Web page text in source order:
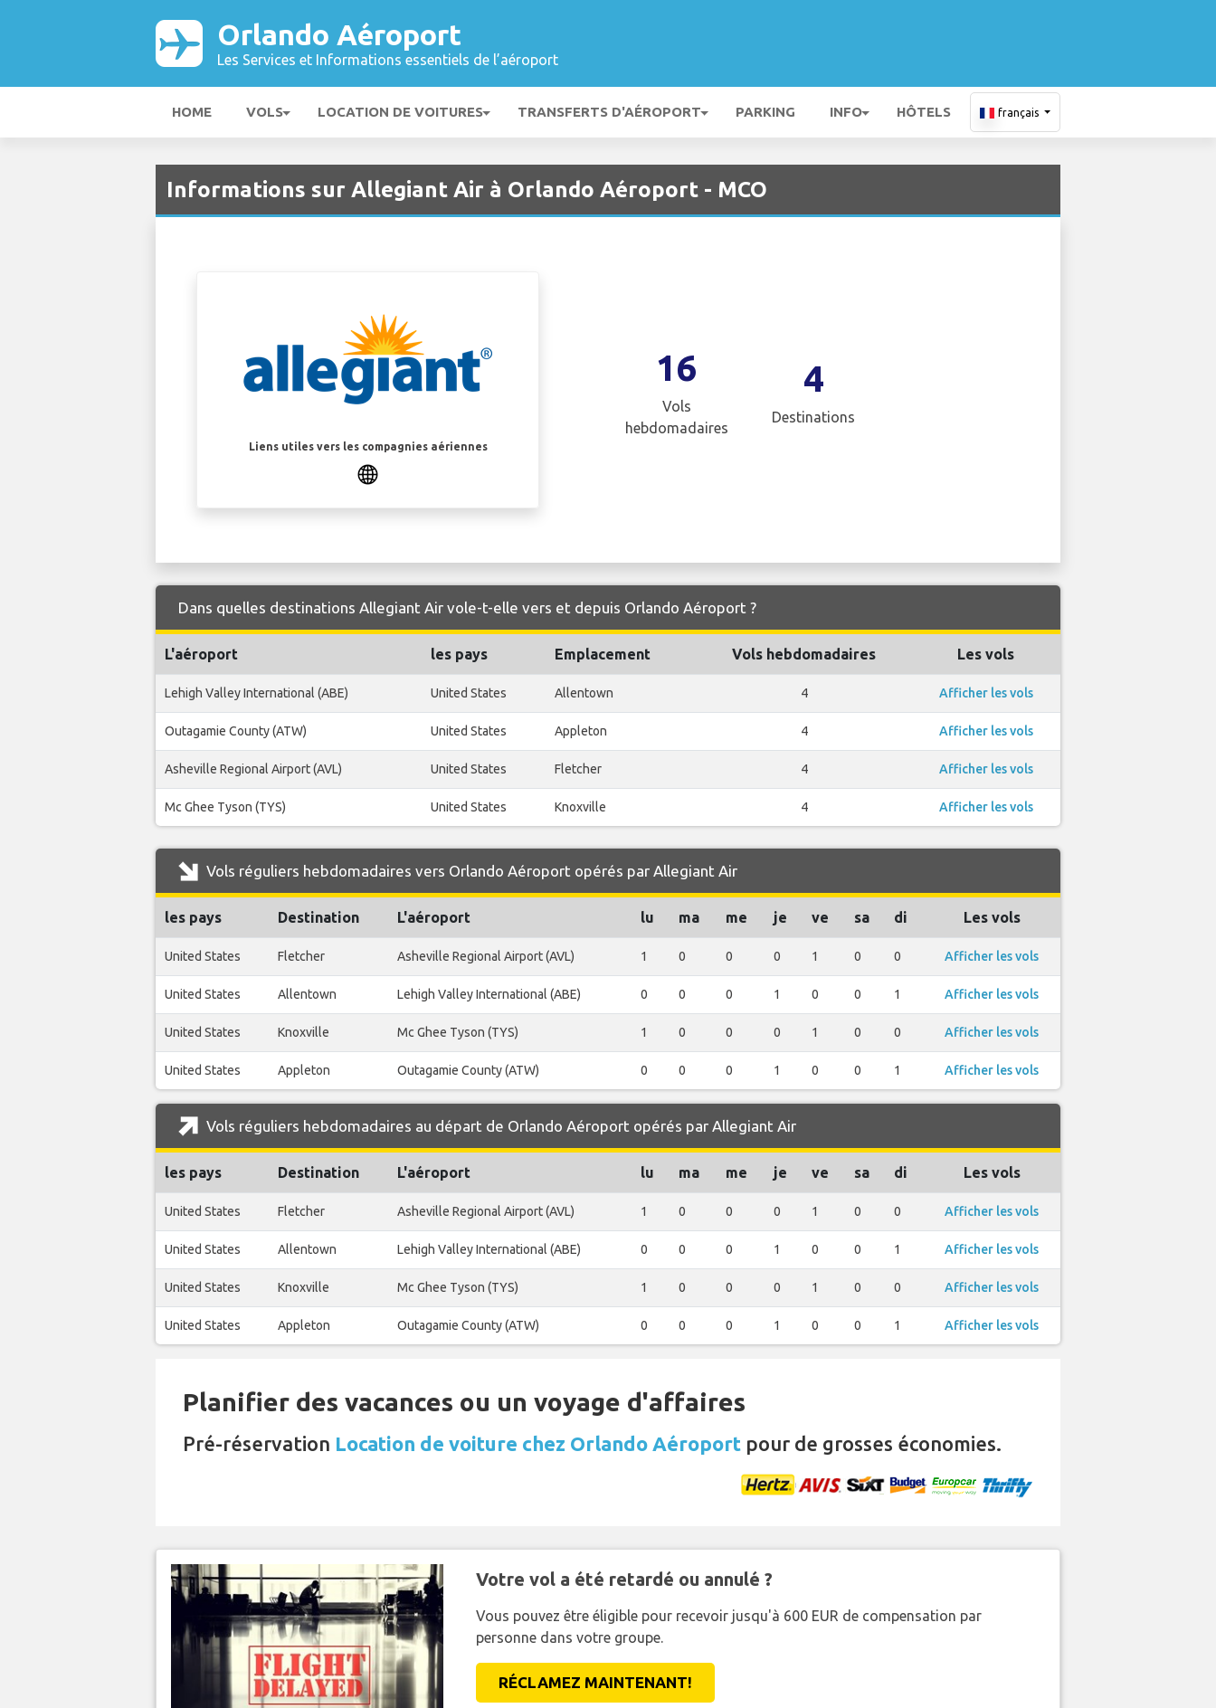
Orlando Aéroport
Les Services et Informations essentiels de l’aéroport
HOME VOLS LOCATION DE VOITURES TRANSFERTS D'AÉROPORT PARKING INFO HÔTELS français
Informations sur Allegiant Air à Orlando Aéroport - MCO
Liens utiles vers les compagnies aériennes
16
Vols
hebdomadaires
4
Destinations
Dans quelles destinations Allegiant Air vole-t-elle vers et depuis Orlando Aéroport ?
L'aéroport les pays Emplacement Vols hebdomadaires Les vols
Lehigh Valley International (ABE) United States Allentown 4 Afficher les vols
Outagamie County (ATW) United States Appleton 4 Afficher les vols
Asheville Regional Airport (AVL) United States Fletcher 4 Afficher les vols
Mc Ghee Tyson (TYS) United States Knoxville 4 Afficher les vols
Vols réguliers hebdomadaires vers Orlando Aéroport opérés par Allegiant Air
les pays Destination L'aéroport lu ma me je ve sa di Les vols
United States Fletcher Asheville Regional Airport (AVL) 1 0 0 0 1 0 0 Afficher les vols
United States Allentown Lehigh Valley International (ABE) 0 0 0 1 0 0 1 Afficher les vols
United States Knoxville Mc Ghee Tyson (TYS) 1 0 0 0 1 0 0 Afficher les vols
United States Appleton Outagamie County (ATW) 0 0 0 1 0 0 1 Afficher les vols
Vols réguliers hebdomadaires au départ de Orlando Aéroport opérés par Allegiant Air
les pays Destination L'aéroport lu ma me je ve sa di Les vols
United States Fletcher Asheville Regional Airport (AVL) 1 0 0 0 1 0 0 Afficher les vols
United States Allentown Lehigh Valley International (ABE) 0 0 0 1 0 0 1 Afficher les vols
United States Knoxville Mc Ghee Tyson (TYS) 1 0 0 0 1 0 0 Afficher les vols
United States Appleton Outagamie County (ATW) 0 0 0 1 0 0 1 Afficher les vols
Planifier des vacances ou un voyage d'affaires
Pré-réservation Location de voiture chez Orlando Aéroport pour de grosses économies.
Votre vol a été retardé ou annulé ?
Vous pouvez être éligible pour recevoir jusqu'à 600 EUR de compensation par
personne dans votre groupe.
RÉCLAMEZ MAINTENANT!